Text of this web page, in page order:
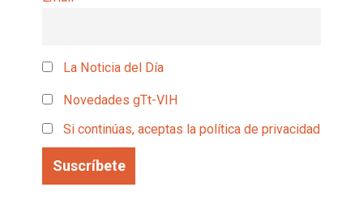
La Noticia del Día
Novedades gTt-VIH
Si continúas, aceptas la política de privacidad